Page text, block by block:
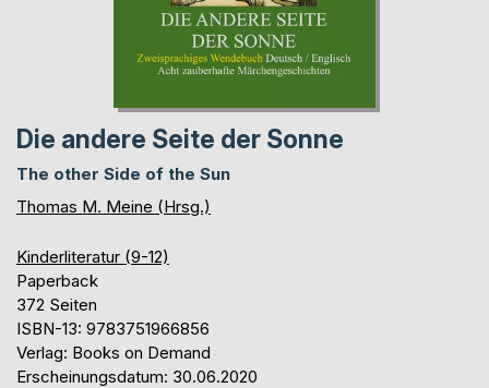
Die andere Seite der Sonne
The other Side of the Sun
Thomas M. Meine (Hrsg.)
Kinderliteratur (9-12)
Paperback
372 Seiten
ISBN-13: 9783751966856
Verlag: Books on Demand
Erscheinungsdatum: 30.06.2020